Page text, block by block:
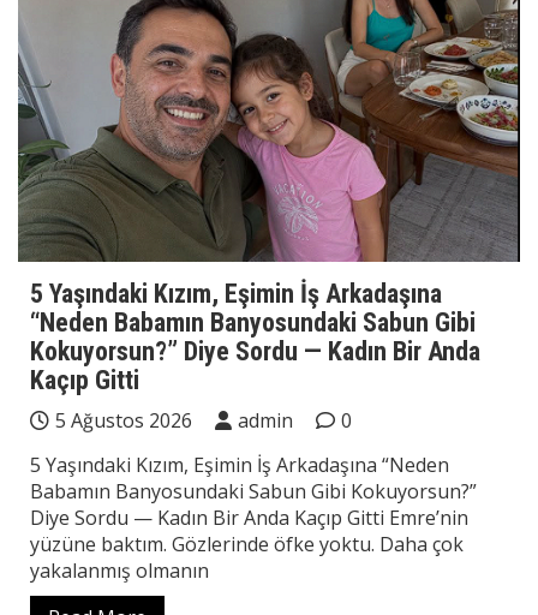
5 Yaşındaki Kızım, Eşimin İş Arkadaşına
“Neden Babamın Banyosundaki Sabun Gibi
Kokuyorsun?” Diye Sordu — Kadın Bir Anda
Kaçıp Gitti
5 Ağustos 2026 admin
0
5 Yaşındaki Kızım, Eşimin İş Arkadaşına “Neden
Babamın Banyosundaki Sabun Gibi Kokuyorsun?”
Diye Sordu — Kadın Bir Anda Kaçıp Gitti Emre’nin
yüzüne baktım. Gözlerinde öfke yoktu. Daha çok
yakalanmış olmanın